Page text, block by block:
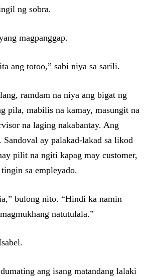
ng sobra.
magpanggap.
ang totoo,” sabi niya sa sarili.
ramdam na niya ang bigat ng
pila, mabilis na kamay, masungit na
na laging nakabantay. Ang
Sandoval ay palakad-lakad sa likod
pilit na ngiti kapag may customer,
sa empleyado.
bulong nito. “Hindi ka namin
natutulala.”
ang isang matandang lalaki